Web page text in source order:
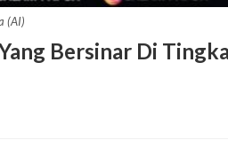
(AI)
Bersinar Di